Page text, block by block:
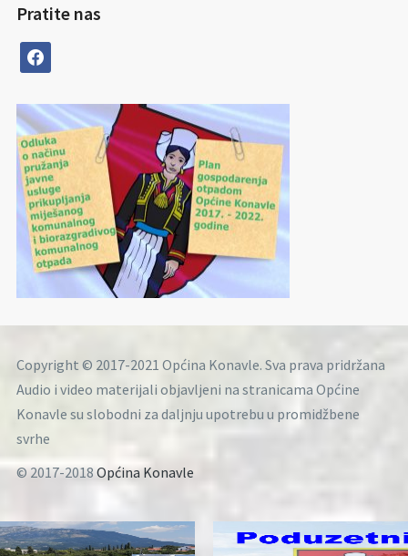
Pratite nas
facebook
Copyright © 2017-2021 Općina Konavle. Sva prava pridržana
Audio i video materijali objavljeni na stranicama Općine
Konavle su slobodni za daljnju upotrebu u promidžbene
svrhe
© 2017-2018Općina Konavle